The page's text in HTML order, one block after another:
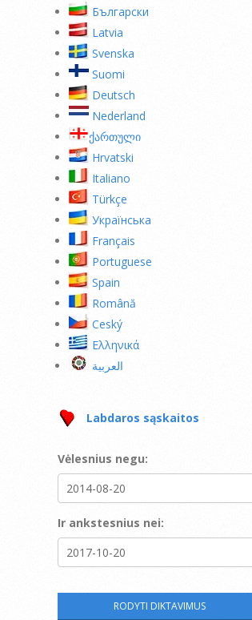
Български
Latvia
Svenska
Suomi
Deutsch
Nederland
ქართული
Hrvatski
Italiano
Türkçe
Українська
Français
Portuguese
Spain
Română
Ceský
Ελληνικά
العربية
Labdaros sąskaitos
Vėlesnius negu:
Ir ankstesnius nei: